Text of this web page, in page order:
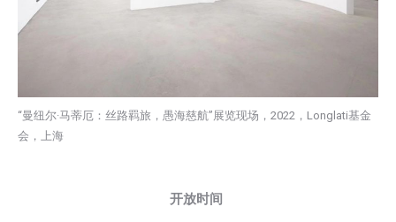
“曼纽尔·马蒂厄：丝路羁旅，愚海慈航”展览现场，2022，Longlati基金
会，上海
开放时间